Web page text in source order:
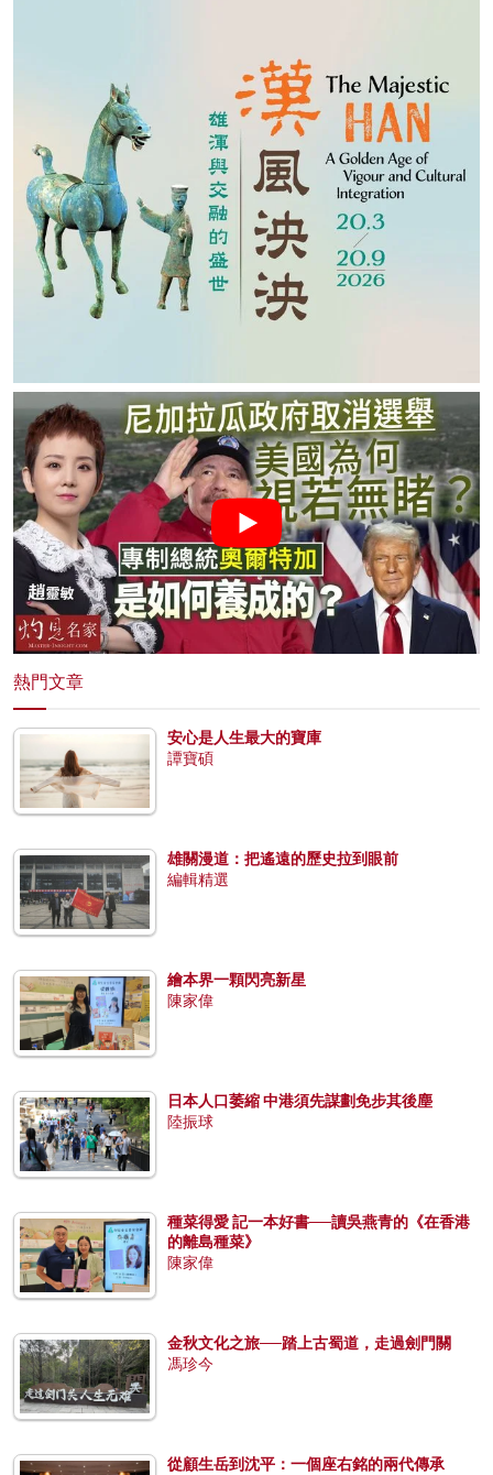
熱門文章
安心是人生最大的寶庫
譚寶碩
雄關漫道：把遙遠的歷史拉到眼前
編輯精選
繪本界一顆閃亮新星
陳家偉
日本人口萎縮 中港須先謀劃免步其後塵
陸振球
種菜得愛 記一本好書──讀吳燕青的《在香港
的離島種菜》
陳家偉
金秋文化之旅──踏上古蜀道，走過劍門關
馮珍今
從顧生岳到沈平：一個座右銘的兩代傳承